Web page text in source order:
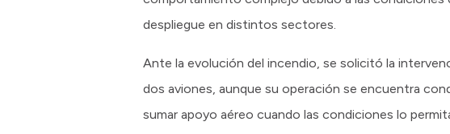
despliegue en distintos sectores.
Ante la evolución del incendio, se solicitó la
dos aviones, aunque su operación se encuentra
sumar apoyo aéreo cuando las condiciones lo